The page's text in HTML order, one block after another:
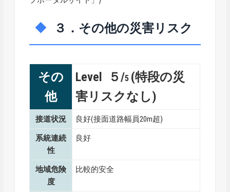
３．その他の災害リスク
その
他
Level ５/5 (特段の災
害リスクなし)
接道状況 良好(接面道路幅員20m超)
系統連続
性
良好
地域危険
度
比較的安全